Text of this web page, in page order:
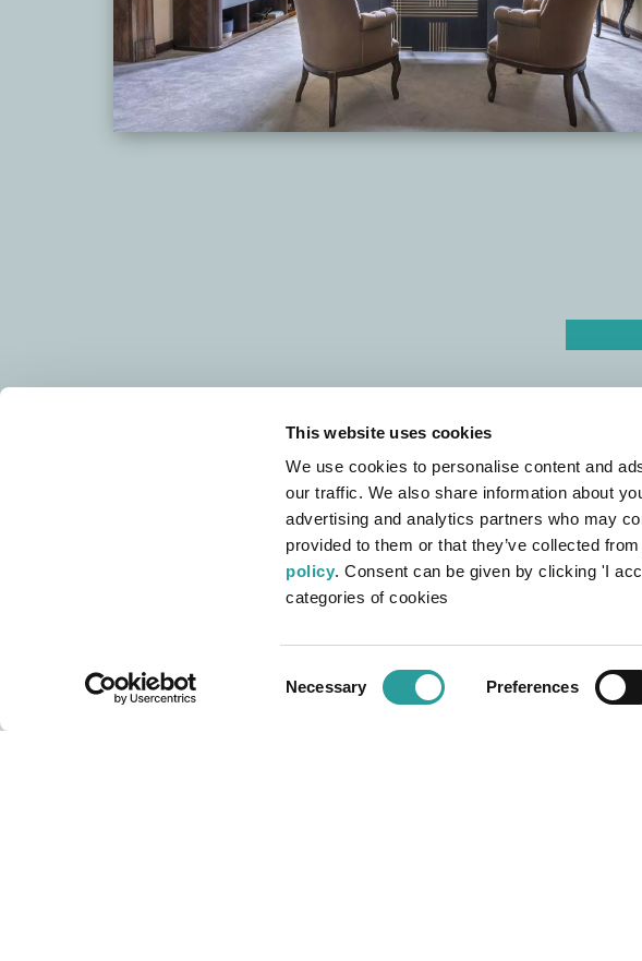
This website uses cookies
We use cookies to personalise content and
our traffic. We also share information about
advertising and analytics partners who may
provided to them or that they’ve collected
policy. Consent can be given by clicking 'I
categories of cookies
Necessary Preferences
BELLOTTI EZIO ARREDAMENTI s.r.l
Via Milano ang. Via Buozzi
22060 - Cabiate (CO) - Italy
Tel. +39 031.766113
REA MI-2561918
AREA
Per
o effettua il